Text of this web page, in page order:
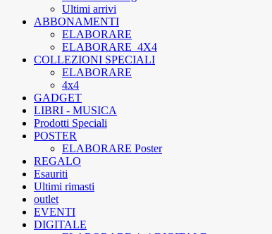
Ultimi arrivi
ABBONAMENTI
ELABORARE
ELABORARE_4X4
COLLEZIONI SPECIALI
ELABORARE
4x4
GADGET
LIBRI - MUSICA
Prodotti Speciali
POSTER
ELABORARE Poster
REGALO
Esauriti
Ultimi rimasti
outlet
EVENTI
DIGITALE